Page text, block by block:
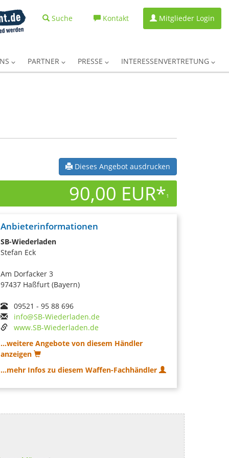
Suche Kontakt Mitglieder Login
PARTNER PRESSE INTERESSENVERTRETUNG
Dieses Angebot ausdrucken
90,00 EUR*1
Anbieterinformationen
SB-Wiederladen
Stefan Eck
Am Dorfacker 3
97437 Haßfurt (Bayern)
09521 - 95 88 696
info@SB-Wiederladen.de
www.SB-Wiederladen.de
...weitere Angebote von diesem Händler
anzeigen
...mehr Infos zu diesem Waffen-Fachhändler